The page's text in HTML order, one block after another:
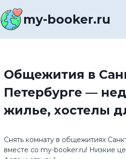
к
содержимомуmy-booker.ru
Общежития в
Петербурге —
жилье, хостелы
Снять комнату в общежитиях
вместе со my-booker.ru! Низкие